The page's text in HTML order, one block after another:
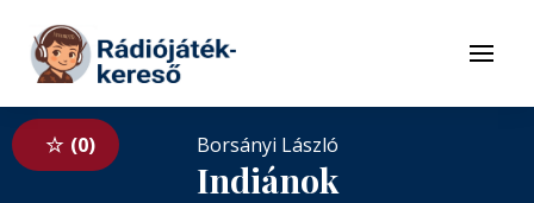
Tovább a tartalomhoz
Menü
0 Borsányi László
Indiánok